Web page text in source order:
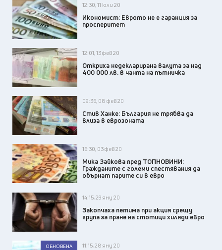
12:30, 11 юли 20
Икономист: Еврото не е гаранция за
просперитет
12:01, 13 фев 20
Откриха недекларирана валута за над
400 000 лв. в чанта на пътничка
09:36, 08 фев 20
Стив Ханке: България не трябва да
влиза в еврозоната
16:30, 03 фев 20
Мика Зайкова пред ТОПНОВИНИ:
Гражданите с големи спестявания да
обърнат парите си в евро
14:15, 29 яну 20
Закопчаха петима при акция срещу
група за пране на стотици хиляди евро
ОБНОВЕНА 11:15, 28 яну 20